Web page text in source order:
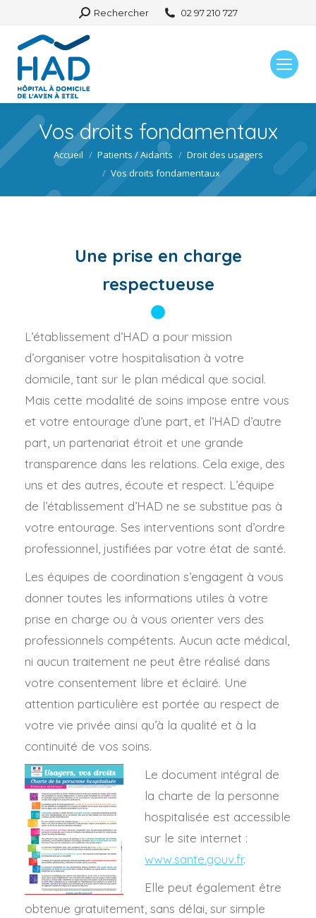
Search:
Rechercher 02 97 210 727
Vos droits fondamentaux
Vous êtes ici :
Accueil Patients / Aidants
Droit des usagers
Vos droits fondamentaux
Une prise en charge
respectueuse
L’établissement d’HAD a pour mission
d’organiser votre hospitalisation à votre
domicile, tant sur le plan médical que social.
Mais cette modalité de soins impose entre vous
et votre entourage d’une part, et l’HAD d’autre
part, un partenariat étroit et une grande
transparence dans les relations. Cela exige, des
uns et des autres, écoute et respect. L’équipe
de l’établissement d’HAD ne se substitue pas à
votre entourage. Ses interventions sont d’ordre
professionnel, justifiées par votre état de santé.
Les équipes de coordination s’engagent à vous
donner toutes les informations utiles à votre
prise en charge ou à vous orienter vers des
professionnels compétents. Aucun acte médical,
ni aucun traitement ne peut être réalisé dans
votre consentement libre et éclairé. Une
attention particulière est portée au respect de
votre vie privée ainsi qu’à la qualité et à la
continuité de vos soins.
Le document intégral de
la charte de la personne
hospitalisée est accessible
sur le site internet :
www.sante.gouv.fr.
Elle peut également être
obtenue gratuitement, sans délai, sur simple